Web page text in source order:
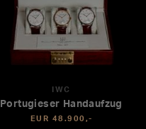
IWC
Portugieser Handaufzug
EUR 48.900,-